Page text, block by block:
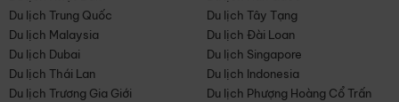
Du lịch Trung Quốc
Du lịch Tây Tạng
Du lịch Malaysia
Du lịch Đài Loan
Du lịch Dubai
Du lịch Singapore
Du lịch Thái Lan
Du lịch Indonesia
Du lịch Trương Gia Giới
Du lịch Phượng Hoàng Cổ Trấn